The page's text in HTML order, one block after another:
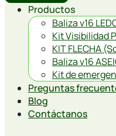
Productos
Baliza v16
Kit Visibilidad
KIT FLECHA
Baliza v16
Kit de
Preguntas
Blog
Contáctanos